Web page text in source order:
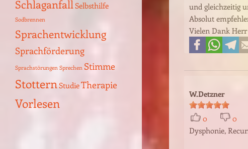
und gleichzeitig
Absolut
Vielen Dank Herr
W.Detzner
0
0
Dysphonie,
Parkinson Rauchen Reflux Roboter
Schlaganfall
Sodbrennen
Sprachentwicklung
Sprachförderung
Sprachstörungen Sprechen Stimme
Stottern